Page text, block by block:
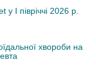
у I півріччі 2026 р.
хвороби на